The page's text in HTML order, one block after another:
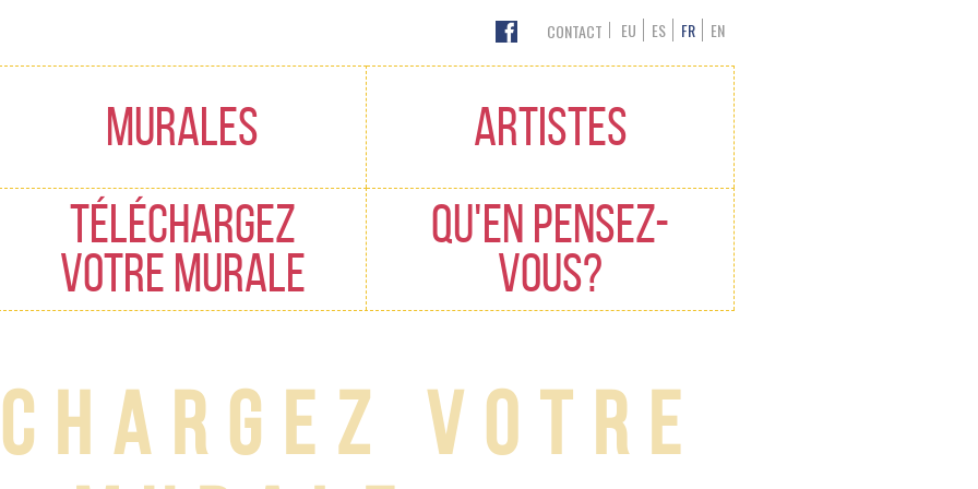
joan
MURALES
ARTISTES
TÉLÉCHARGEZ
VOTRE MURALE
QU'EN PENSEZ-
VOUS?
CONTACT EU ES FR EN
votre